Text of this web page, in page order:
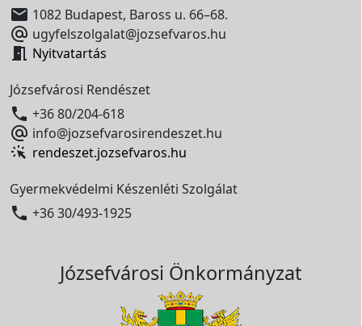
 1082 Budapest, Baross u. 66–68.
 ugyfelszolgalat@jozsefvaros.hu
 Nyitvatartás
Józsefvárosi Rendészet
 +36 80/204-618
 info@jozsefvarosirendeszet.hu
rendeszet.jozsefvaros.hu
Gyermekvédelmi Készenléti Szolgálat
 +36 30/493-1925
Józsefvárosi Önkormányzat